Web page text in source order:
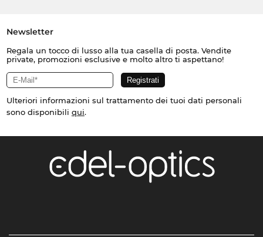
Newsletter
Regala un tocco di lusso alla tua casella di posta. Vendite
private, promozioni esclusive e molto altro ti aspettano!
Ulteriori informazioni sul trattamento dei tuoi dati personali
sono disponibili qui.